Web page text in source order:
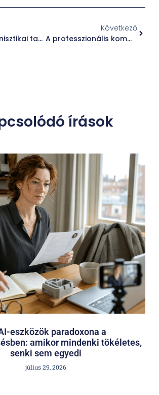
Átfogó urbanisztikai tanulmányterv a határmenti térség kiegyensúlyozott fejlesztéséért
Következő
A professzionális kommunikáció fontossága a média előtt: hogyan nyilatkozzunk hatékonyan a nyilvánosság számára
írások
eszközök paradoxona a
amikor mindenki tökéletes,
senki sem egyedi
július 29, 2026